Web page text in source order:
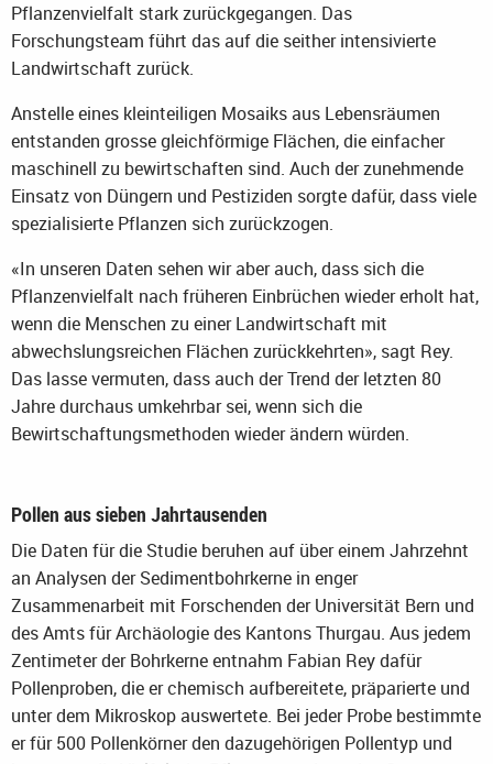
Pflanzenvielfalt stark zurückgegangen. Das
Forschungsteam führt das auf die seither intensivierte
Landwirtschaft zurück.
Anstelle eines kleinteiligen Mosaiks aus Lebensräumen
entstanden grosse gleichförmige Flächen, die einfacher
maschinell zu bewirtschaften sind. Auch der zunehmende
Einsatz von Düngern und Pestiziden sorgte dafür, dass viele
spezialisierte Pflanzen sich zurückzogen.
«In unseren Daten sehen wir aber auch, dass sich die
Pflanzenvielfalt nach früheren Einbrüchen wieder erholt hat,
wenn die Menschen zu einer Landwirtschaft mit
abwechslungsreichen Flächen zurückkehrten», sagt Rey.
Das lasse vermuten, dass auch der Trend der letzten 80
Jahre durchaus umkehrbar sei, wenn sich die
Bewirtschaftungsmethoden wieder ändern würden.
Pollen aus sieben Jahrtausenden
Die Daten für die Studie beruhen auf über einem Jahrzehnt
an Analysen der Sedimentbohrkerne in enger
Zusammenarbeit mit Forschenden der Universität Bern und
des Amts für Archäologie des Kantons Thurgau. Aus jedem
Zentimeter der Bohrkerne entnahm Fabian Rey dafür
Pollenproben, die er chemisch aufbereitete, präparierte und
unter dem Mikroskop auswertete. Bei jeder Probe bestimmte
er für 500 Pollenkörner den dazugehörigen Pollentyp und